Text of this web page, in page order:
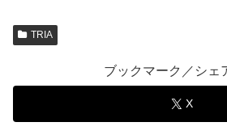
TRIA
ブックマーク／シェ
X